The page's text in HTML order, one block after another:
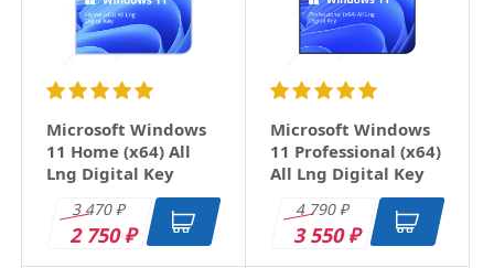
Email
Заголовок
Оцените товар
Microsoft Windows
11 Home (x64) All
Lng Digital Key
3 470₽
2 750₽
Microsoft Windows
11 Professional (x64)
All Lng Digital Key
4 790₽
3 550₽